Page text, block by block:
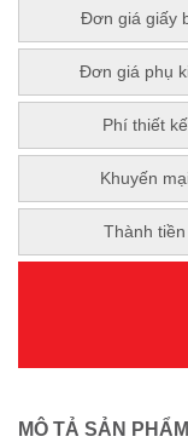
Đơn giá giấy
Đơn giá phụ
Phí thiết kế
Khuyến
Thành tiền
MÔ TẢ SẢN PHẨM